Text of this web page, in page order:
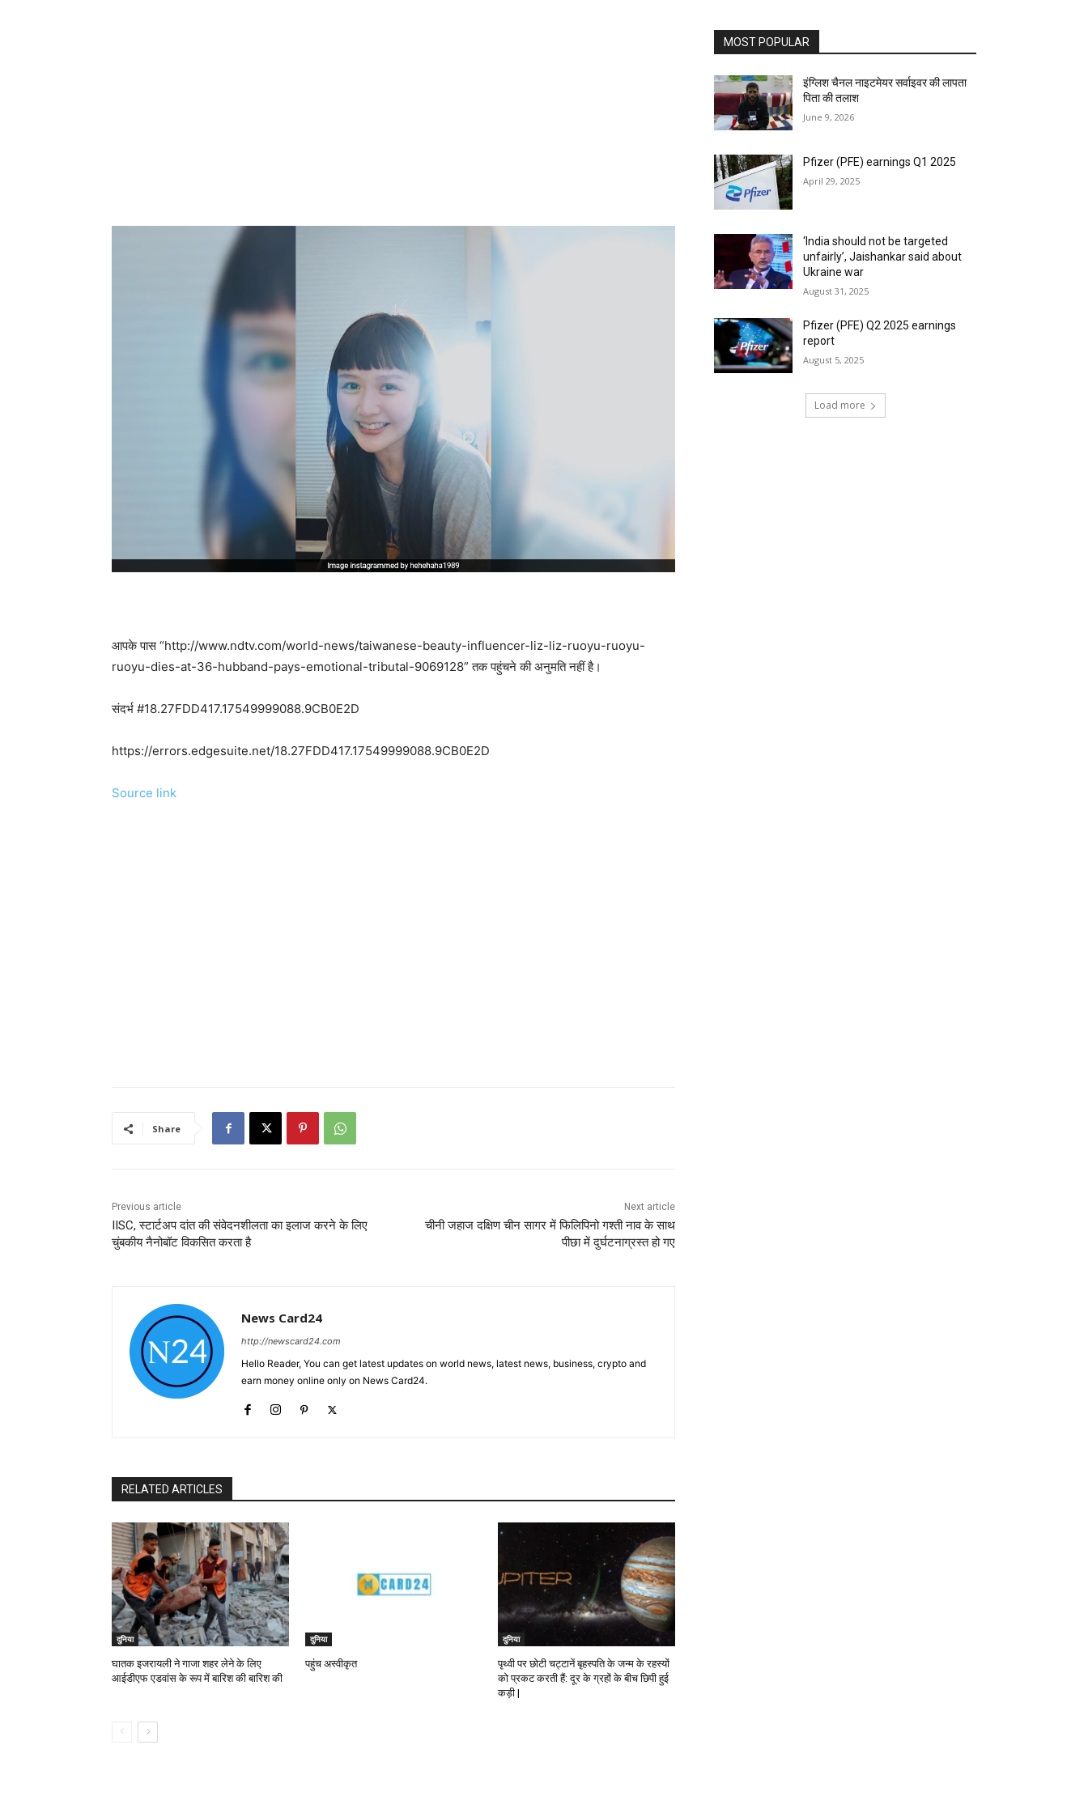
आपके पास “http://www.ndtv.com/world-news/taiwanese-beauty-influencer-liz-liz-ruoyu-ruoyu-
ruoyu-dies-at-36-hubband-pays-emotional-tributal-9069128” तक पहुंचने की अनुमति नहीं है।
संदर्भ #18.27FDD417.17549999088.9CB0E2D
https://errors.edgesuite.net/18.27FDD417.17549999088.9CB0E2D
Source link
Share
Previous article
IISC, स्टार्टअप दांत की संवेदनशीलता का इलाज करने के लिए
चुंबकीय नैनोबॉट विकसित करता है
Next article
चीनी जहाज दक्षिण चीन सागर में फिलिपिनो गश्ती नाव के साथ
पीछा में दुर्घटनाग्रस्त हो गए
News Card24
http://newscard24.com
Hello Reader, You can get latest updates on world news, latest news, business, crypto and
earn money online only on News Card24.
RELATED ARTICLES
दुनिया
घातक इजरायली ने गाजा शहर लेने के लिए
आईडीएफ एडवांस के रूप में बारिश की बारिश की
दुनिया
पहुंच अस्वीकृत
दुनिया
पृथ्वी पर छोटी चट्टानें बृहस्पति के जन्म के रहस्यों
को प्रकट करती हैं: दूर के ग्रहों के बीच छिपी हुई
कड़ी |
MOST POPULAR
इंग्लिश चैनल नाइटमेयर सर्वाइवर की लापता
पिता की तलाश
June 9, 2026
Pfizer (PFE) earnings Q1 2025
April 29, 2025
‘India should not be targeted
unfairly’, Jaishankar said about
Ukraine war
August 31, 2025
Pfizer (PFE) Q2 2025 earnings
report
August 5, 2025
Load more